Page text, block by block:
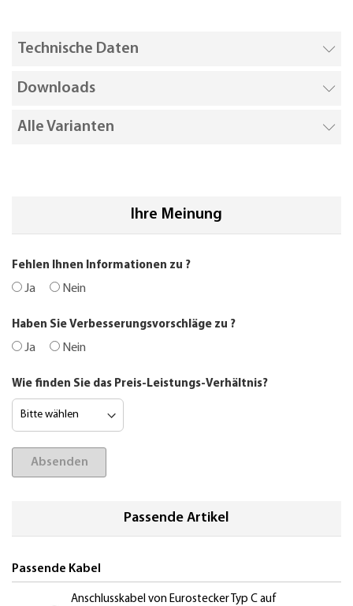
Technische Daten
Downloads
Alle Varianten
Ihre Meinung
Fehlen Ihnen Informationen zu ?
Ja Nein
Haben Sie Verbesserungsvorschläge zu ?
Ja Nein
Wie finden Sie das Preis-Leistungs-Verhältnis?
Absenden
Passende Artikel
Passende Kabel
Anschlusskabel von Eurostecker Typ C auf